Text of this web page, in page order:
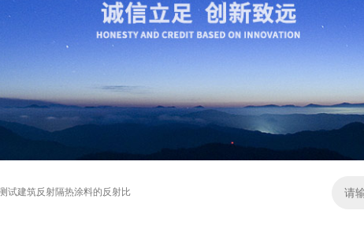
试建筑反射隔热涂料的反射比